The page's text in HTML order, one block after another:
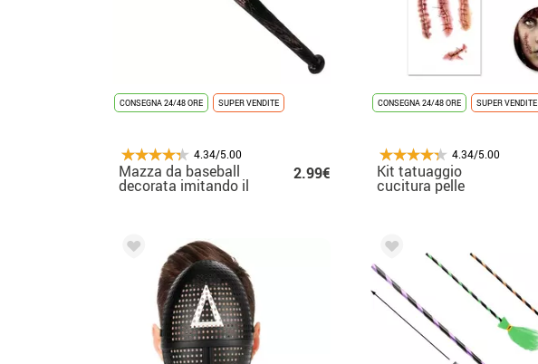
CONSEGNA 24/48 ORE SUPER VENDITE
4.34/5.00
Mazza da baseball
decorata imitando il
2.99€
CONSEGNA 24/48 ORE SUPER VENDITE
4.34/5.00
Kit tatuaggio
cucitura pelle